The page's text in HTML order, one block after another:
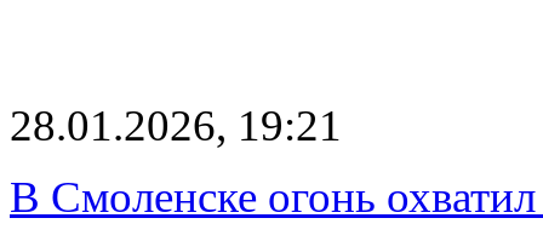
28.01.2026, 19:21
В Смоленске огонь